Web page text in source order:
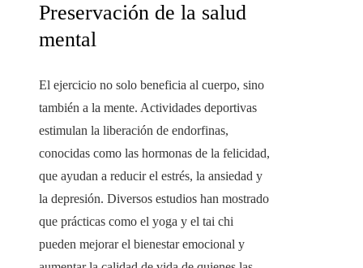
Preservación de la salud
mental
El ejercicio no solo beneficia al cuerpo, sino
también a la mente. Actividades deportivas
estimulan la liberación de endorfinas,
conocidas como las hormonas de la felicidad,
que ayudan a reducir el estrés, la ansiedad y
la depresión. Diversos estudios han mostrado
que prácticas como el yoga y el tai chi
pueden mejorar el bienestar emocional y